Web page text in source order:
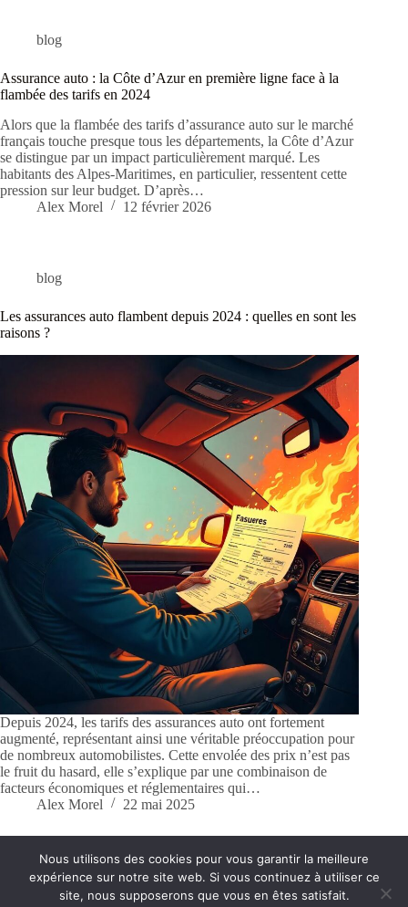
blog
Assurance auto : la Côte d’Azur en première ligne face à la
flambée des tarifs en 2024
Alors que la flambée des tarifs d’assurance auto sur le marché
français touche presque tous les départements, la Côte d’Azur
se distingue par un impact particulièrement marqué. Les
habitants des Alpes-Maritimes, en particulier, ressentent cette
pression sur leur budget. D’après…
Alex Morel
12 février 2026
blog
Les assurances auto flambent depuis 2024 : quelles en sont les
raisons ?
Depuis 2024, les tarifs des assurances auto ont fortement
augmenté, représentant ainsi une véritable préoccupation pour
de nombreux automobilistes. Cette envolée des prix n’est pas
le fruit du hasard, elle s’explique par une combinaison de
facteurs économiques et réglementaires qui…
Alex Morel
22 mai 2025
Conditions générales Contact
Nous utilisons des cookies pour vous garantir la meilleure
expérience sur notre site web. Si vous continuez à utiliser ce
site, nous supposerons que vous en êtes satisfait.